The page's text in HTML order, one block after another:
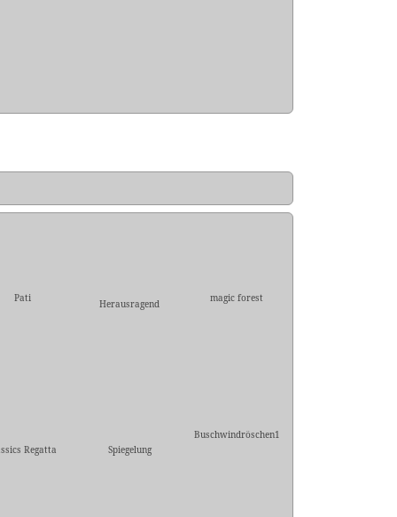
Pati Herausragend magic forest
Regatta Spiegelung
Buschwindröschen1